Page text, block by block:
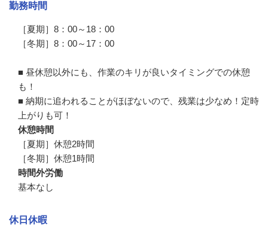
勤務時間
［夏期］8：00～18：00
［冬期］8：00～17：00
■ 昼休憩以外にも、作業のキリが良いタイミングでの休憩
も！
■ 納期に追われることがほぼないので、残業は少なめ！定時
上がりも可！
休憩時間
［夏期］休憩2時間
［冬期］休憩1時間
時間外労働
基本なし
休日休暇